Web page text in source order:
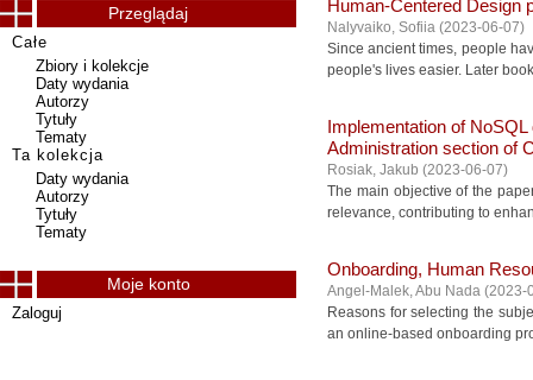
Human-Centered Design
Nalyvaiko, Sofiia (2023-06-07)
Since ancient times, people
people's lives easier. Later
Implementation of
Administration section of
Rosiak, Jakub (2023-06-07)
The main objective of the
relevance, contributing to
Onboarding, Human
Angel-Malek, Abu Nada (2023-
Reasons for selecting the
an online-based onboarding
Przeglądaj
Całe
Zbiory i kolekcje
Daty wydania
Autorzy
Tytuły
Tematy
Ta kolekcja
Daty wydania
Autorzy
Tytuły
Tematy
Moje konto
Zaloguj